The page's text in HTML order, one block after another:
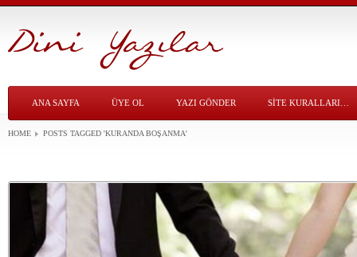
ANA SAYFA ÜYE OL YAZI GÖNDER SITE KURALLARI…
HOME POSTS TAGGED 'KURANDA BOŞANMA'